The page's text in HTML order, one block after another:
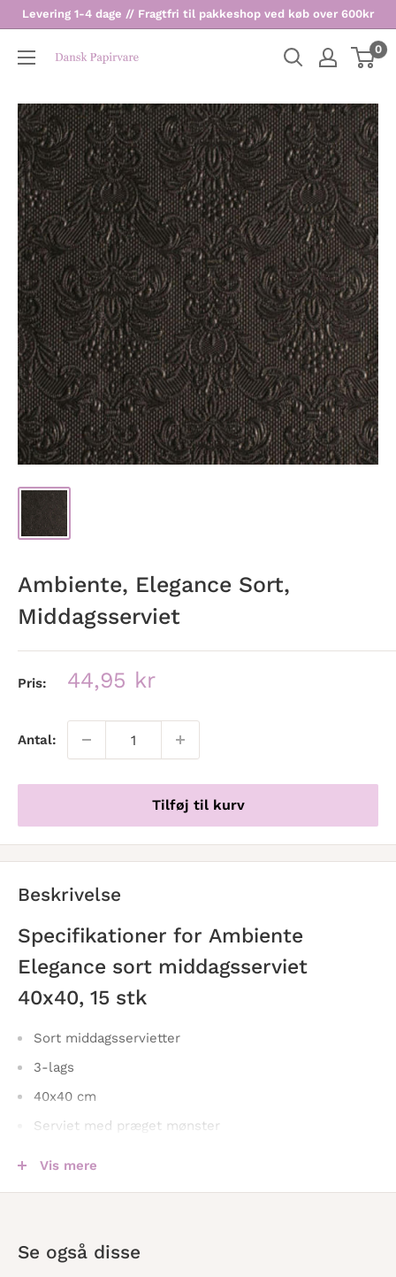
Levering 1-4 dage // Fragtfri til pakkeshop ved køb over 600kr
Dansk
0
Ambiente, Elegance Sort,
Middagsserviet
Pris: Udsalgspris
44,95 kr
Antal:
Tilføj til kurv
Beskrivelse
Specifikationer for Ambiente
Elegance sort middagsserviet
40x40, 15 stk
Sort middagsservietter
3-lags
40x40 cm
Serviet med præget mønster
Vis mere
Se også disse